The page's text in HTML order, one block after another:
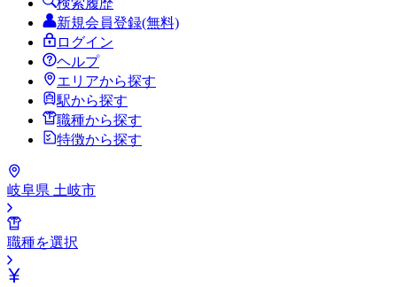
新規会員登録(無料)
ログイン
ヘルプ
エリアから探す
駅から探す
職種から探す
特徴から探す
岐阜県 土岐市
職種を選択